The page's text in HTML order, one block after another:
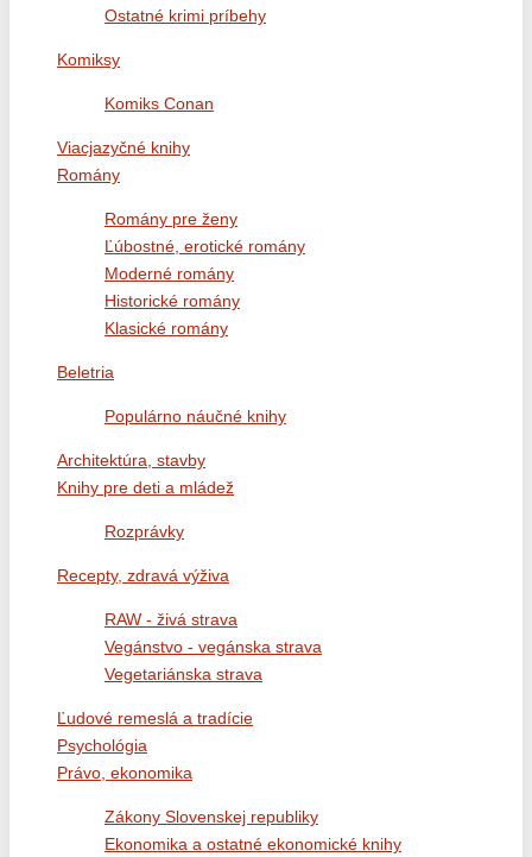
Ostatné krimi príbehy
Komiksy
Komiks Conan
Viacjazyčné knihy
Romány
Romány pre ženy
Ľúbostné, erotické romány
Moderné romány
Historické romány
Klasické romány
Beletria
Populárno náučné knihy
Architektúra, stavby
Knihy pre deti a mládež
Rozprávky
Recepty, zdravá výživa
RAW - živá strava
Vegánstvo - vegánska strava
Vegetariánska strava
Ľudové remeslá a tradície
Psychológia
Právo, ekonomika
Zákony Slovenskej republiky
Ekonomika a ostatné ekonomické knihy